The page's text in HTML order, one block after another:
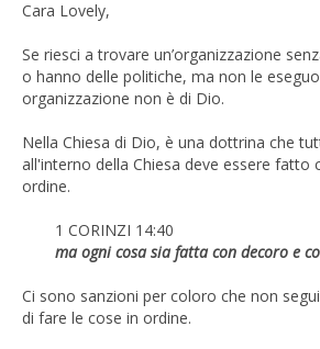
Cara Lovely,
Se riesci a trovare un’organizzazione
o hanno delle politiche, ma non le
organizzazione non è di Dio.
Nella Chiesa di Dio, è una dottrina che
all'interno della Chiesa deve essere fatto
ordine.
1 CORINZI 14:40
ma ogni cosa sia fatta con decoro e
Ci sono sanzioni per coloro che non
di fare le cose in ordine.